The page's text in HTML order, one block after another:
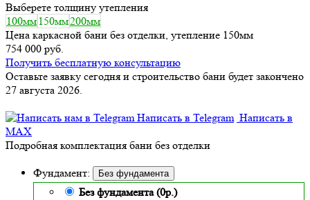
Выберете толщину утепления
100мм 150мм200мм
Цена каркасной бани без отделки, утепление 150мм
754 000 руб.
Получить бесплатную консультацию
Оставьте заявку сегодня и строительство бани будет закончено
27 августа 2026.
Написать в Telegram Написать в
MAX
Подробная комплектация бани без отделки
Фундамент: Без фундамента
Без фундамента (0р.)